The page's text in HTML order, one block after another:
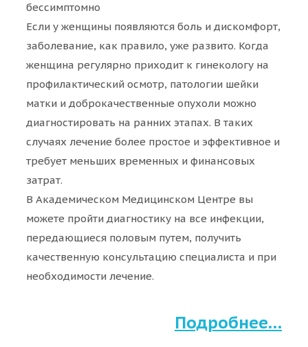
бессимптомно
Если у женщины появляются боль и дискомфорт,
заболевание, как правило, уже развито. Когда
женщина регулярно приходит к гинекологу на
профилактический осмотр, патологии шейки
матки и доброкачественные опухоли можно
диагностировать на ранних этапах. В таких
случаях лечение более простое и эффективное и
требует меньших временных и финансовых
затрат.
В Академическом Медицинском Центре вы
можете пройти диагностику на все инфекции,
передающиеся половым путем, получить
качественную консультацию специалиста и при
необходимости лечение.
Подробнее…